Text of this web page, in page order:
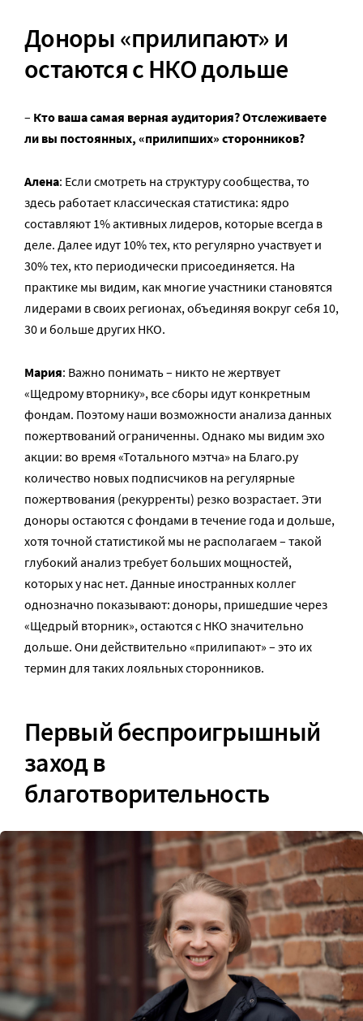
Доноры «прилипают» и
остаются с НКО дольше
– Кто ваша самая верная аудитория? Отслеживаете
ли вы постоянных, «прилипших» сторонников?
Алена: Если смотреть на структуру сообщества, то
здесь работает классическая статистика: ядро
составляют 1% активных лидеров, которые всегда в
деле. Далее идут 10% тех, кто регулярно участвует и
30% тех, кто периодически присоединяется. На
практике мы видим, как многие участники становятся
лидерами в своих регионах, объединяя вокруг себя 10,
30 и больше других НКО.
Мария: Важно понимать – никто не жертвует
«Щедрому вторнику», все сборы идут конкретным
фондам. Поэтому наши возможности анализа данных
пожертвований ограниченны. Однако мы видим эхо
акции: во время «Тотального мэтча» на Благо.ру
количество новых подписчиков на регулярные
пожертвования (рекурренты) резко возрастает. Эти
доноры остаются с фондами в течение года и дольше,
хотя точной статистикой мы не располагаем – такой
глубокий анализ требует больших мощностей,
которых у нас нет. Данные иностранных коллег
однозначно показывают: доноры, пришедшие через
«Щедрый вторник», остаются с НКО значительно
дольше. Они действительно «прилипают» – это их
термин для таких лояльных сторонников.
Первый беспроигрышный
заход в
благотворительность